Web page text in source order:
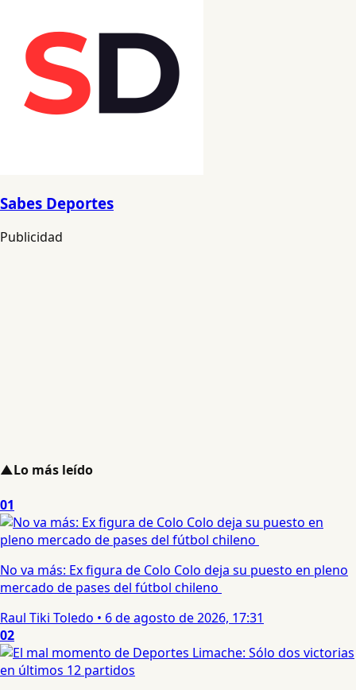
Sabes Deportes
Publicidad
▲Lo más leído
01
No va más: Ex figura de Colo Colo deja su puesto en pleno
mercado de pases del fútbol chileno
Raul Tiki Toledo • 6 de agosto de 2026, 17:31
02